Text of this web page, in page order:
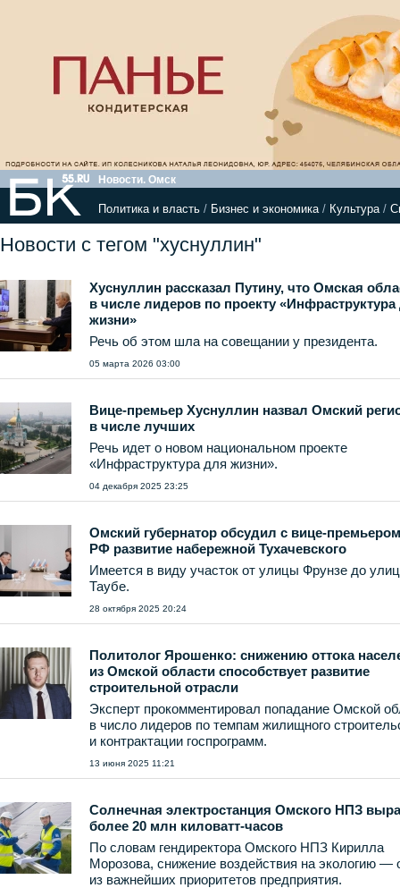
Новости. Омск
Политика и власть / Бизнес и экономика/ Культура/
Новости с тегом "хуснуллин"
Хуснуллин рассказал Путину, что Омская
в числе лидеров по проекту
жизни»
Речь об этом шла на совещании у президента.
05 марта 2026 03:00
Вице-премьер Хуснуллин назвал Омский
в числе лучших
Речь идет о новом национальном проекте
«Инфраструктура для жизни».
04 декабря 2025 23:25
Омский губернатор обсудил с вице-премьером
РФ развитие набережной Тухачевского
Имеется в виду участок от улицы Фрунзе до
Таубе.
28 октября 2025 20:24
Политолог Ярошенко: снижению оттока
из Омской области способствует развитие
строительной отрасли
Эксперт прокомментировал попадание Омской
в число лидеров по темпам жилищного
и контрактации госпрограмм.
13 июня 2025 11:21
Солнечная электростанция Омского НПЗ
более 20 млн киловатт-часов
По словам гендиректора Омского НПЗ Кирилла
Морозова, снижение воздействия на экологию —
из важнейших приоритетов предприятия.